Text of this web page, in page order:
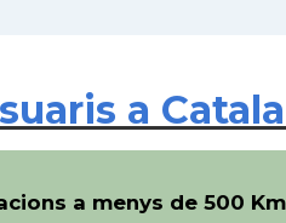
a
a menys de 500